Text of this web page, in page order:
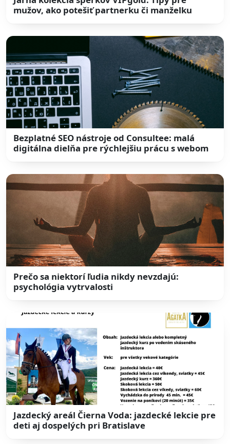
mužov, ako potešiť partnerku či manželku
Bezplatné SEO nástroje od Consultee: malá
digitálna dielňa pre rýchlejšiu prácu s webom
Prečo sa niektorí ľudia nikdy nevzdajú:
psychológia vytrvalosti
Jazdecký areál Čierna Voda: jazdecké lekcie pre
deti aj dospelých pri Bratislave